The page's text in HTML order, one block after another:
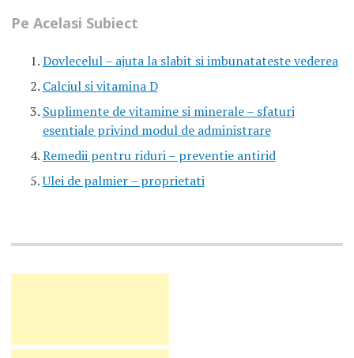
Pe Acelasi Subiect
Dovlecelul – ajuta la slabit si imbunatateste vederea
Calciul si vitamina D
Suplimente de vitamine si minerale – sfaturi
esentiale privind modul de administrare
Remedii pentru riduri – preventie antirid
Ulei de palmier – proprietati